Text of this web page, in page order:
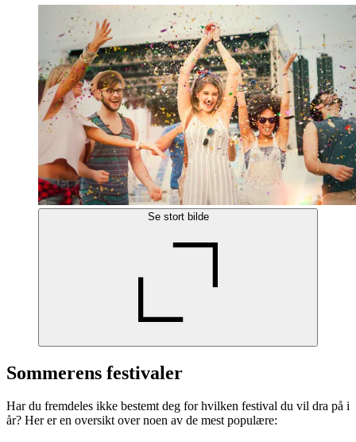
Se stort bilde
Sommerens festivaler
Har du fremdeles ikke bestemt deg for hvilken festival du vil dra på i
år? Her er en oversikt over noen av de mest populære: